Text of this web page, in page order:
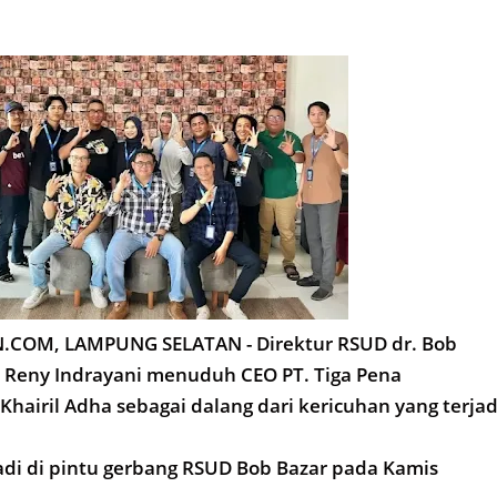
LAMPUNG SELATAN - Direktur RSUD dr. Bob
Indrayani menuduh CEO PT. Tiga Pena
Adha sebagai dalang dari kericuhan yang
di pintu gerbang RSUD Bob Bazar pada Kamis